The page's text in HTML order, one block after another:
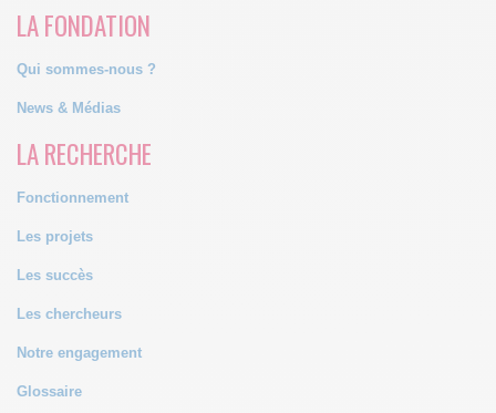
LA FONDATION
Qui sommes-nous ?
News & Médias
LA RECHERCHE
Fonctionnement
Les projets
Les succès
Les chercheurs
Notre engagement
Glossaire